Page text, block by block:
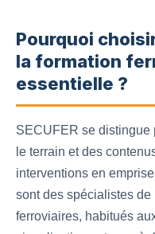
Pourquoi
la formation
essentielle ?
SECUFER se distingue
le terrain et des
interventions en
sont des spécialistes
ferroviaires, habitués